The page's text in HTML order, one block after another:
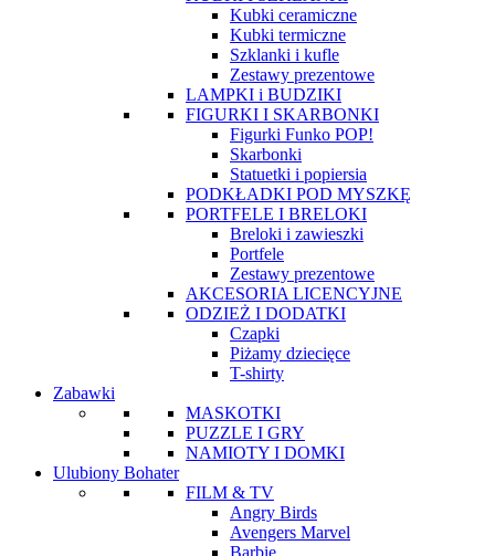
Kubki ceramiczne
Kubki termiczne
Szklanki i kufle
Zestawy prezentowe
LAMPKI i BUDZIKI
FIGURKI I SKARBONKI
Figurki Funko POP!
Skarbonki
Statuetki i popiersia
PODKŁADKI POD MYSZKĘ
PORTFELE I BRELOKI
Breloki i zawieszki
Portfele
Zestawy prezentowe
AKCESORIA LICENCYJNE
ODZIEŻ I DODATKI
Czapki
Piżamy dziecięce
T-shirty
Zabawki
MASKOTKI
PUZZLE I GRY
NAMIOTY I DOMKI
Ulubiony Bohater
FILM & TV
Angry Birds
Avengers Marvel